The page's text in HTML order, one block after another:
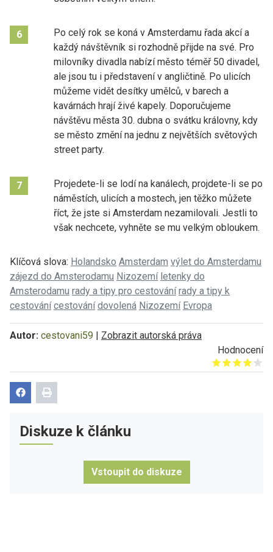
6
Po celý rok se koná v Amsterdamu řada akcí a
každý návštěvník si rozhodně přijde na své. Pro
milovníky divadla nabízí město téměř 50 divadel,
ale jsou tu i představení v angličtině. Po ulicích
můžeme vidět desítky umělců, v barech a
kavárnách hrají živé kapely. Doporučujeme
návštěvu města 30. dubna o svátku královny, kdy
se město změní na jednu z největších světových
street party.
7
Projedete-li se lodí na kanálech, projdete-li se po
náměstích, ulicích a mostech, jen těžko můžete
říct, že jste si Amsterdam nezamilovali. Jestli to
však nechcete, vyhněte se mu velkým obloukem.
Klíčová slova: Holandsko Amsterdam výlet do Amsterdamu
zájezd do Amsterodamu Nizozemí letenky do
Amsterodamu rady a tipy pro cestování rady a tipy k
cestování cestování dovolená Nizozemí Evropa
Autor: cestovani59 | Zobrazit autorská práva
Hodnocení
Give it 1/5
Give it 2/5
Give it 3/5
Give it 4/5
Give it 5/5
Diskuze k článku
Vstoupit do diskuze